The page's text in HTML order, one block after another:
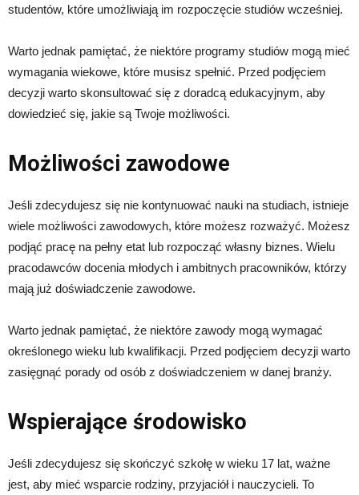
studentów, które umożliwiają im rozpoczęcie studiów wcześniej.
Warto jednak pamiętać, że niektóre programy studiów mogą mieć
wymagania wiekowe, które musisz spełnić. Przed podjęciem
decyzji warto skonsultować się z doradcą edukacyjnym, aby
dowiedzieć się, jakie są Twoje możliwości.
Możliwości zawodowe
Jeśli zdecydujesz się nie kontynuować nauki na studiach, istnieje
wiele możliwości zawodowych, które możesz rozważyć. Możesz
podjąć pracę na pełny etat lub rozpocząć własny biznes. Wielu
pracodawców docenia młodych i ambitnych pracowników, którzy
mają już doświadczenie zawodowe.
Warto jednak pamiętać, że niektóre zawody mogą wymagać
określonego wieku lub kwalifikacji. Przed podjęciem decyzji warto
zasięgnąć porady od osób z doświadczeniem w danej branży.
Wspierające środowisko
Jeśli zdecydujesz się skończyć szkołę w wieku 17 lat, ważne
jest, aby mieć wsparcie rodziny, przyjaciół i nauczycieli. To